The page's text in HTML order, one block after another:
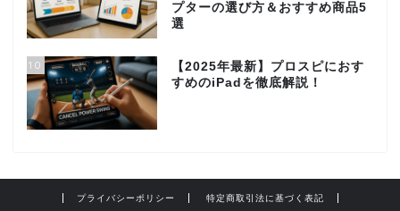
プターの選び方＆おすすめ商品5
選
10
【2025年最新】プロスピにおす
すめのiPadを徹底解説！
プライバシーポリシー 特定商取引法に基づく表記